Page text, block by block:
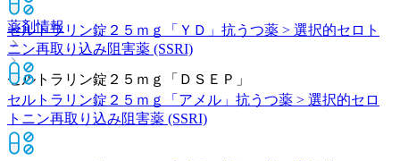
薬剤情報
セルトラリン錠２５ｍｇ「ＤＳＥＰ」
セルトラリン錠２５ｍｇ「ＹＤ」 抗うつ薬 > 選択的セロト
ニン再取り込み阻害薬 (SSRI)
セルトラリン錠２５ｍｇ「アメル」 抗うつ薬 > 選択的セロ
トニン再取り込み阻害薬 (SSRI)